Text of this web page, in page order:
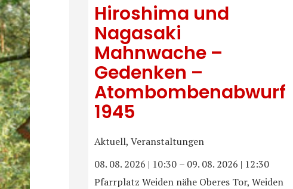
Hiroshima und
Nagasaki
Mahnwache –
Gedenken –
Atombombenabwurf
1945
Aktuell, Veranstaltungen
08. 08. 2026 | 10:30 – 09. 08. 2026 | 12:30
Pfarrplatz Weiden nähe Oberes Tor, Weiden